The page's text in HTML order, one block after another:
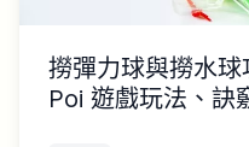
撈彈力球與撈水
Poi 遊戲玩法、訣